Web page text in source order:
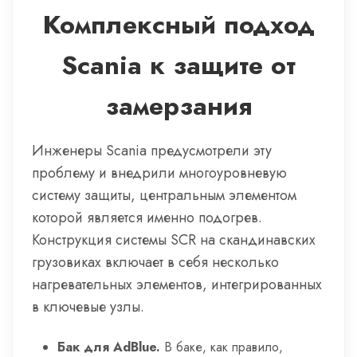
Комплексный подход
Scania к защите от
замерзания
Инженеры Scania предусмотрели эту
проблему и внедрили многоуровневую
систему защиты, центральным элементом
которой является именно подогрев.
Конструкция системы SCR на скандинавских
грузовиках включает в себя несколько
нагревательных элементов, интегрированных
в ключевые узлы.
Бак для AdBlue. В баке, как правило,